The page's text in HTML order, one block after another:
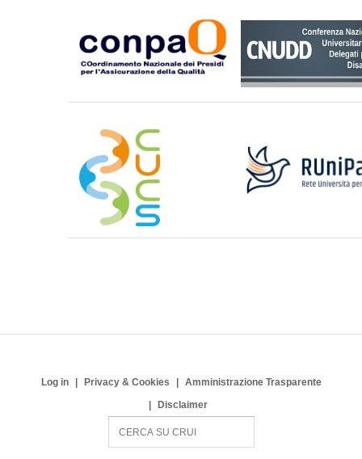
Log in Privacy & Cookies
Amministrazione Trasparente
Disclaimer